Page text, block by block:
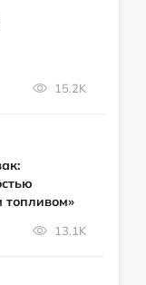
15.2K
топливом»
13.1K